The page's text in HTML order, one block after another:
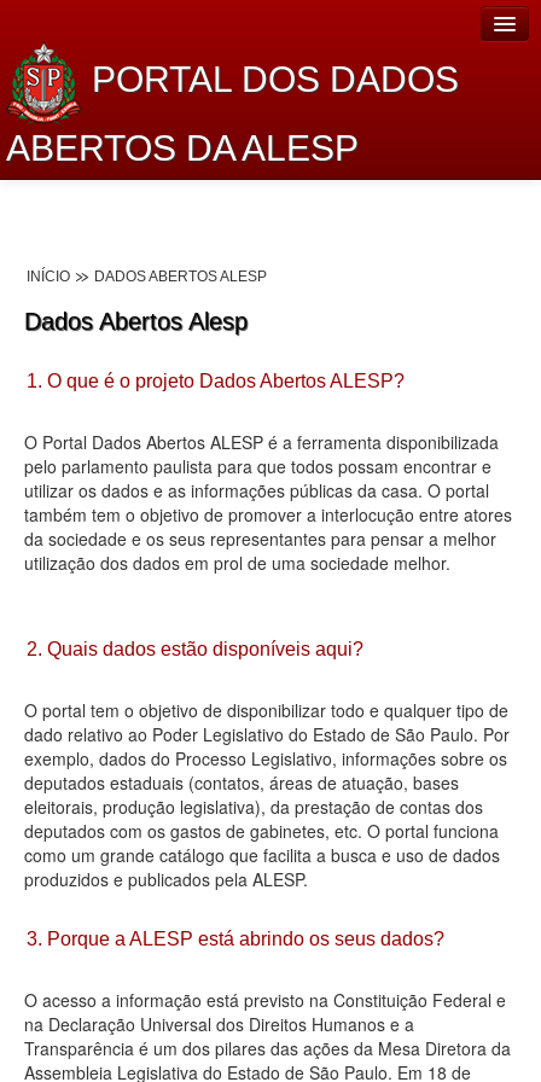
PORTAL DOS DADOS
ABERTOS DA ALESP
Lei de Acesso à Informação
Dados Governamentais Abertos
Planejamento
Catálogo de dados
Processo Legislativo
Deputados Estaduais
Agenda
Perguntas frequentes
Contato
INÍCIO DADOS ABERTOS ALESP
Dados Abertos Alesp
1. O que é o projeto Dados Abertos ALESP?
O Portal Dados Abertos ALESP é a ferramenta disponibilizada
pelo parlamento paulista para que todos possam encontrar e
utilizar os dados e as informações públicas da casa. O portal
também tem o objetivo de promover a interlocução entre atores
da sociedade e os seus representantes para pensar a melhor
utilização dos dados em prol de uma sociedade melhor.
2. Quais dados estão disponíveis aqui?
O portal tem o objetivo de disponibilizar todo e qualquer tipo de
dado relativo ao Poder Legislativo do Estado de São Paulo. Por
exemplo, dados do Processo Legislativo, informações sobre os
deputados estaduais (contatos, áreas de atuação, bases
eleitorais, produção legislativa), da prestação de contas dos
deputados com os gastos de gabinetes, etc. O portal funciona
como um grande catálogo que facilita a busca e uso de dados
produzidos e publicados pela ALESP.
3. Porque a ALESP está abrindo os seus dados?
O acesso a informação está previsto na Constituição Federal e
na Declaração Universal dos Direitos Humanos e a
Transparência é um dos pilares das ações da Mesa Diretora da
Assembleia Legislativa do Estado de São Paulo. Em 18 de